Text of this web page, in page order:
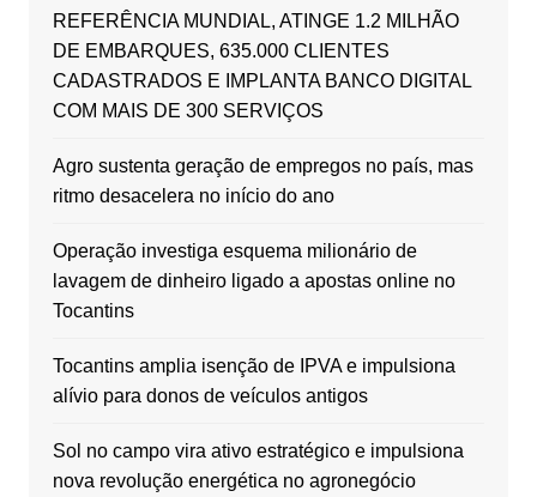
REFERÊNCIA MUNDIAL, ATINGE 1.2 MILHÃO
DE EMBARQUES, 635.000 CLIENTES
CADASTRADOS E IMPLANTA BANCO DIGITAL
COM MAIS DE 300 SERVIÇOS
Agro sustenta geração de empregos no país, mas
ritmo desacelera no início do ano
Operação investiga esquema milionário de
lavagem de dinheiro ligado a apostas online no
Tocantins
Tocantins amplia isenção de IPVA e impulsiona
alívio para donos de veículos antigos
Sol no campo vira ativo estratégico e impulsiona
nova revolução energética no agronegócio